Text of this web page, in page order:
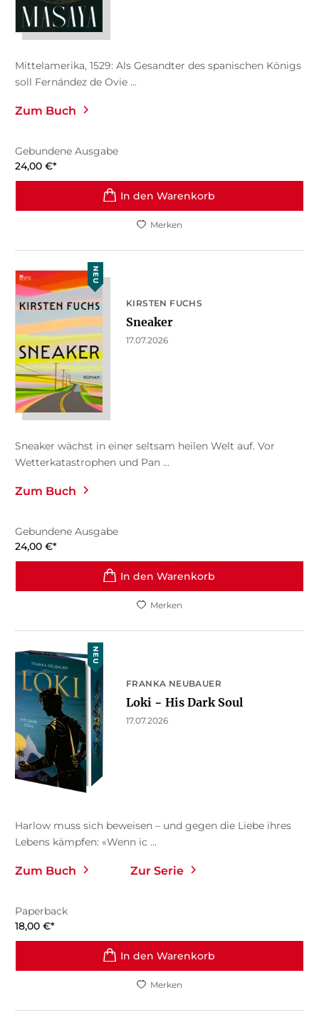
Mittelamerika, 1529: Als Gesandter des spanischen Königs
soll Fernández de Ovie ...
Zum Buch
Gebundene Ausgabe
24,00 €*
In den Warenkorb
Merken
NEU
KIRSTEN FUCHS
Sneaker
17.07.2026
Sneaker wächst in einer seltsam heilen Welt auf. Vor
Wetterkatastrophen und Pan ...
Zum Buch
Gebundene Ausgabe
24,00 €*
In den Warenkorb
Merken
NEU
FRANKA NEUBAUER
Loki − His Dark Soul
17.07.2026
Harlow muss sich beweisen – und gegen die Liebe ihres
Lebens kämpfen: «Wenn ic ...
Zum Buch Zur Serie
Paperback
18,00 €*
In den Warenkorb
Merken